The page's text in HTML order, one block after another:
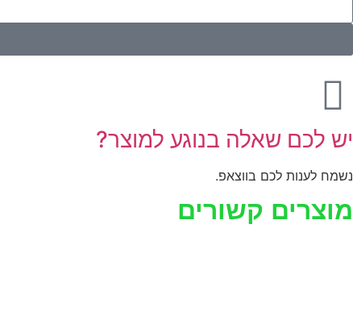
יש לכם שאלה בנוגע למוצר?
נשמח לענות לכם בווצאפ.
מוצרים קשורים